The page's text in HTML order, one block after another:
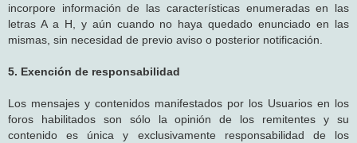
incorpore información de las características enumeradas en las
letras A a H, y aún cuando no haya quedado enunciado en las
mismas, sin necesidad de previo aviso o posterior notificación.
5. Exención de responsabilidad
Los mensajes y contenidos manifestados por los Usuarios en los
foros habilitados son sólo la opinión de los remitentes y su
contenido es única y exclusivamente responsabilidad de los